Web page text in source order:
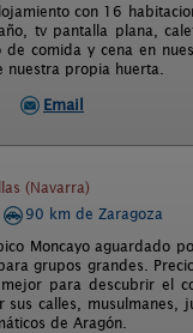
con 16
tv pantalla plana,
comida y cena en
propia huerta.
Email
(Navarra)
90 km de Zaragoza
Moncayo aguardado
grupos grandes.
para descubrir el
calles, musulmanes,
de Aragón.